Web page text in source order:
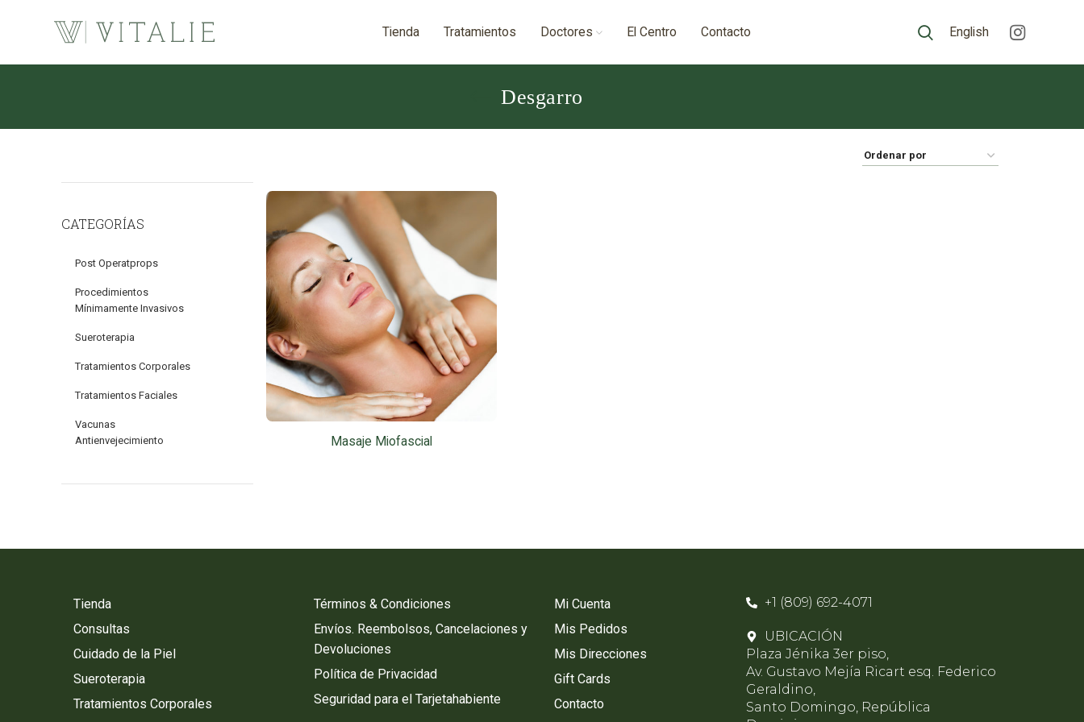
Tienda Tratamientos Doctores El Centro Contacto English
Desgarro
CATEGORÍAS
Post Operatprops
Procedimientos
Mínimamente Invasivos
Sueroterapia
Tratamientos Corporales
Tratamientos Faciales
Vacunas
Antienvejecimiento
Masaje Miofascial
Tienda
Consultas
Cuidado de la Piel
Sueroterapia
Tratamientos Corporales
Términos & Condiciones
Envíos. Reembolsos, Cancelaciones y
Devoluciones
Política de Privacidad
Seguridad para el Tarjetahabiente
Mi Cuenta
Mis Pedidos
Mis Direcciones
Gift Cards
Contacto
+1 (809) 692-4071
UBICACIÓN
Plaza Jénika 3er piso,
Av. Gustavo Mejía Ricart esq. Federico
Geraldino,
Santo Domingo, República